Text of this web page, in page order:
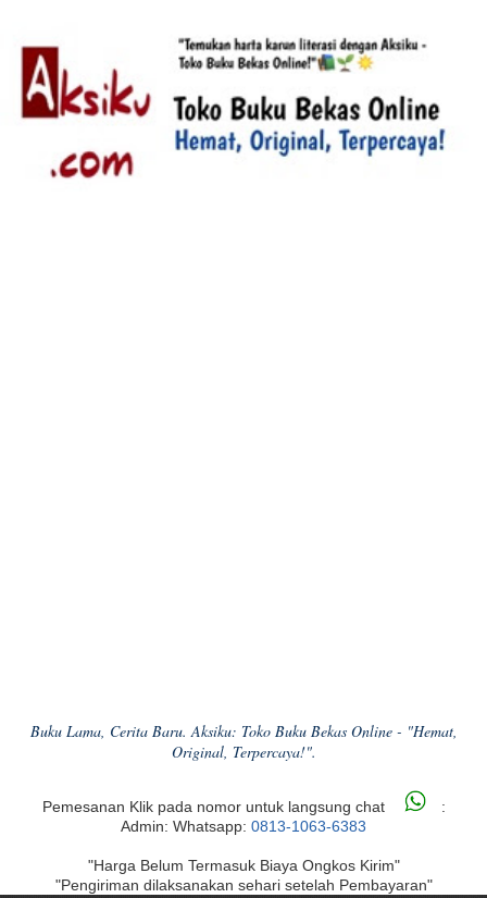
Buku Lama, Cerita Baru. Aksiku: Toko Buku Bekas Online - "Hemat,
Original, Terpercaya!".
Pemesanan Klik pada nomor untuk langsung chat
:
Admin: Whatsapp: 0813-1063-6383
"Harga Belum Termasuk Biaya Ongkos Kirim"
"Pengiriman dilaksanakan sehari setelah Pembayaran"